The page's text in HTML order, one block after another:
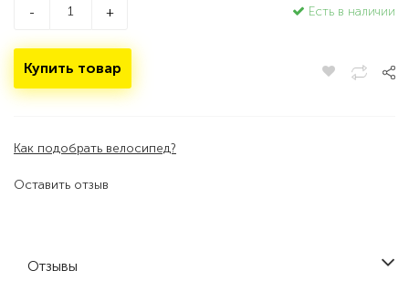
Оставить отзыв
- + Есть в наличии
Купить товар
Как подобрать велосипед?
Отзывы